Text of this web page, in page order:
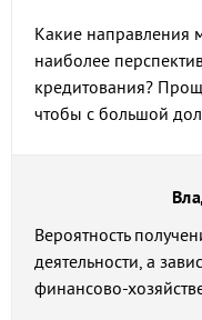
Какие направления
наиболее
кредитования?
чтобы с большой
Вероятность
деятельности, а
финансово-